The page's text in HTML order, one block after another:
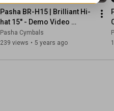
Pasha BR-H15 | Brilliant Hi-
hat 15'' - Demo Video
Sample | Pasha Cymbals
Pasha Cymbals
239 views • 5 years ago